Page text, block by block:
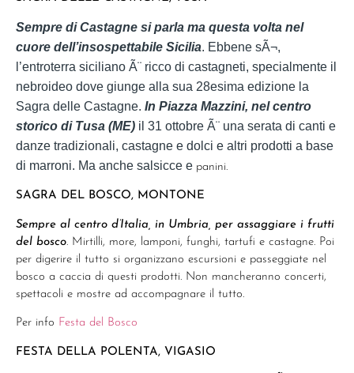
Sempre di Castagne si parla ma questa volta nel
cuore dell’insospettabile Sicilia. Ebbene sÃ¬,
l’entroterra siciliano Ã¨ ricco di castagneti, specialmente il
nebroideo dove giunge alla sua 28esima edizione la
Sagra delle Castagne. In Piazza Mazzini, nel centro
storico di Tusa (ME) il 31 ottobre Ã¨ una serata di canti e
danze tradizionali, castagne e dolci e altri prodotti a base
di marroni. Ma anche salsicce e panini.
SAGRA DEL BOSCO, MONTONE
Sempre al centro d’Italia, in Umbria, per assaggiare i frutti
del bosco. Mirtilli, more, lamponi, funghi, tartufi e castagne. Poi
per digerire il tutto si organizzano escursioni e passeggiate nel
bosco a caccia di questi prodotti. Non mancheranno concerti,
spettacoli e mostre ad accompagnare il tutto.
Per info Festa del Bosco
FESTA DELLA POLENTA, VIGASIO